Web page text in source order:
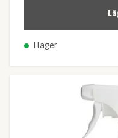
I lager